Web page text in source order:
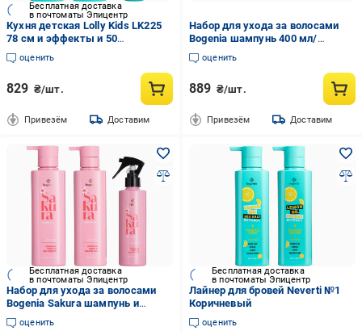
Бесплатная доставка
в почтоматы Эпицентр
Кухня детская Lolly Kids LK225
78 см и эффекты и 50
аксессуары (9795)
оценить
829 ₴/шт.
Привезём Доставим
Набор для ухода за волосами
Bogenia шампунь 400 мл/
кондиционер 400 мл/маска 300
мл
оценить
889 ₴/шт.
Привезём Доставим
Бесплатная доставка
в почтоматы Эпицентр
Набор для ухода за волосами
Bogenia Sakura шампунь и
кондиционер/термозащита
оценить
Бесплатная доставка
в почтоматы Эпицентр
Лайнер для бровей Neverti №1
Коричневый
оценить